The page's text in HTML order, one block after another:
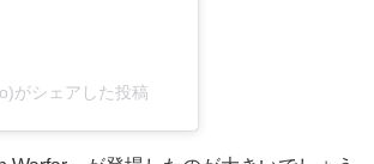
がシェアした投稿